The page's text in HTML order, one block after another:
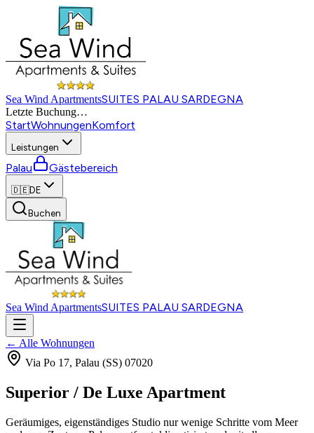
Sea Wind ApartmentsSUITES PALAU SARDEGNA
Letzte Buchung…
StartWohnungenKomfort
Leistungen
Palau Gästebereich
🇩🇪DE
Buchen
Sea Wind ApartmentsSUITES PALAU SARDEGNA
← Alle Wohnungen
Via Po 17, Palau (SS) 07020
Superior / De Luxe Apartment
Geräumiges, eigenständiges Studio nur wenige Schritte vom Meer